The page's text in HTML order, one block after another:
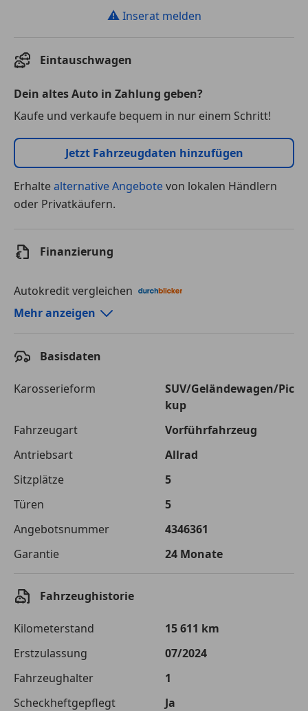
⚠ Inserat melden
Eintauschwagen
Dein altes Auto in Zahlung geben?
Kaufe und verkaufe bequem in nur einem Schritt!
Jetzt Fahrzeugdaten hinzufügen
Erhaltealternative Angebotevon lokalen Händlern
oder Privatkäufern.
Finanzierung
Autokredit vergleichen
Autokredit-Rechner von durchblicker.at
120 Monate
Kreditbetrag
€ 75 000,-
Gesamtbetrag
Einberechnete Gebühren
€ 0,-
Effektivzinsatz
Monatliche Rate
Die tatsächlichen Konditionen sind abhängig von Ihrer Bonität sowie
Jahre. Zinsspanne Sollzinssatz: 2,90% - 14,90%.
Jetzt berechnen
Mehr anzeigen
Basisdaten
Karosserieform
SUV/Geländewagen/Pic
kup
Fahrzeugart
Vorführfahrzeug
Antriebsart
Allrad
Sitzplätze
5
Türen
5
Angebotsnummer
4346361
Garantie
24 Monate
Fahrzeughistorie
Kilometerstand
15 611 km
Erstzulassung
07/2024
Fahrzeughalter
1
Scheckheftgepflegt
Ja